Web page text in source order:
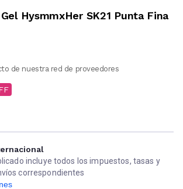
HysmmxHer SK21 Punta Fina
de nuestra red de proveedores
incluye todos los impuestos, tasas y
correspondientes